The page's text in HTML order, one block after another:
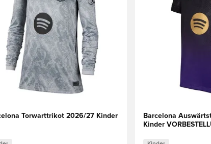
Torwarttrikot 2026/27 Kinder
Barcelona
Kinder